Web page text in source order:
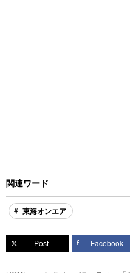
関連ワード
東海オンエア
Post Facebook